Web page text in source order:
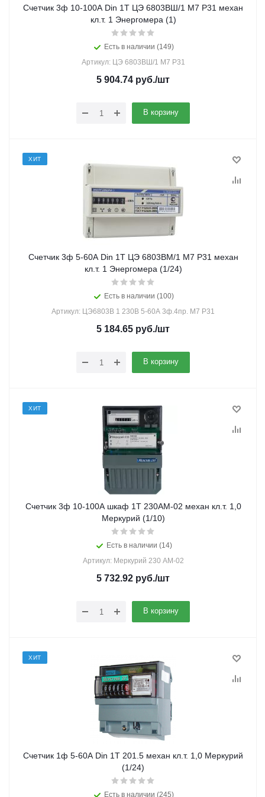
Счетчик 3ф 10-100А Din 1Т ЦЭ 6803ВШ/1 М7 Р31 механ
кл.т. 1 Энергомера (1)
Есть в наличии (149)
Артикул: ЦЭ 6803ВШ/1 М7 Р31
5 904.74 руб./шт
В корзину
ХИТ
Счетчик 3ф 5-60А Din 1Т ЦЭ 6803ВМ/1 М7 Р31 механ
кл.т. 1 Энергомера (1/24)
Есть в наличии (100)
Артикул: ЦЭ6803В 1 230В 5-60А 3ф.4пр. М7 Р31
5 184.65 руб./шт
В корзину
ХИТ
Счетчик 3ф 10-100А шкаф 1Т 230АМ-02 механ кл.т. 1,0
Меркурий (1/10)
Есть в наличии (14)
Артикул: Меркурий 230 АМ-02
5 732.92 руб./шт
В корзину
ХИТ
Счетчик 1ф 5-60А Din 1Т 201.5 механ кл.т. 1,0 Меркурий
(1/24)
Есть в наличии (245)